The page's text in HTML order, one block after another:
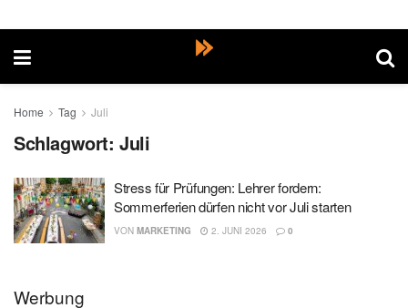
Home Tag Juli
Schlagwort:Juli
Stress für Prüfungen: Lehrer fordern:
Sommerferien dürfen nicht vor Juli starten
VON MARKETING 2. JUNI 2026 0
Werbung